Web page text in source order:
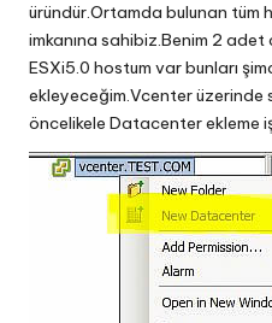
üründür.Ortamda bulunan tüm
imkanına sahibiz.Benim 2
ESXi5.0 hostum var bunları
ekleyeceğim.Vcenter üzerinde
öncelikele Datacenter ekleme